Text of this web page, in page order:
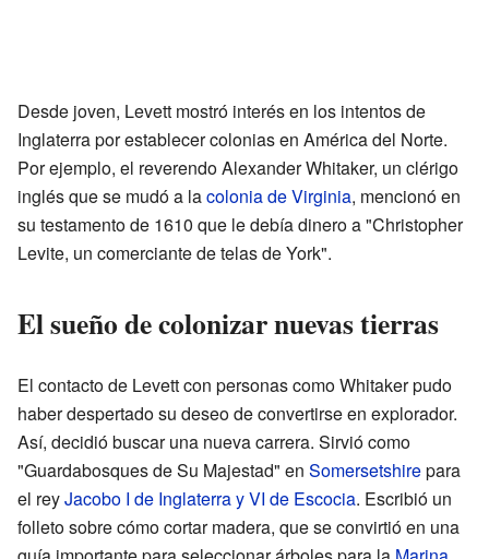
Desde joven, Levett mostró interés en los intentos de
Inglaterra por establecer colonias en América del Norte.
Por ejemplo, el reverendo Alexander Whitaker, un clérigo
inglés que se mudó a lacolonia de Virginia, mencionó en
su testamento de 1610 que le debía dinero a "Christopher
Levite, un comerciante de telas de York".
El sueño de colonizar nuevas tierras
El contacto de Levett con personas como Whitaker pudo
haber despertado su deseo de convertirse en explorador.
Así, decidió buscar una nueva carrera. Sirvió como
"Guardabosques de Su Majestad" en Somersetshirepara
el reyJacobo I de Inglaterra y VI de Escocia. Escribió un
folleto sobre cómo cortar madera, que se convirtió en una